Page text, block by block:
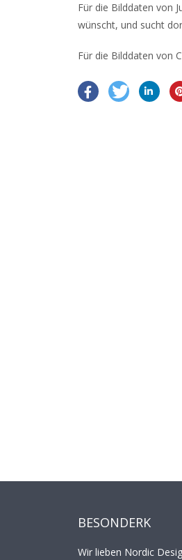
Für die Bilddaten von
wünscht, und sucht
Für die Bilddaten von
BESONDERK
Wir lieben Nordic